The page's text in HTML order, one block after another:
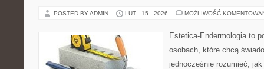
POSTED BY ADMIN LUT - 15 - 2026 MOŻLIWOŚĆ
Estetica-Endermologia to
osobach, które chcą
jednocześnie rozumieć, jak